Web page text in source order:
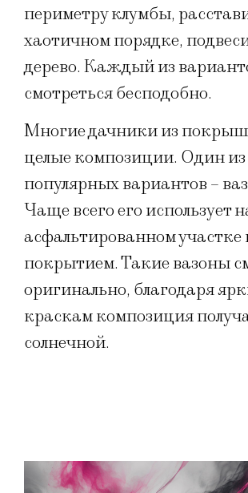
периметру клумбы,
хаотичном порядке,
дерево. Каждый из
смотреться бесподобно.
Многие дачники из
целые композиции. Один из
популярных вариантов –
Чаще всего его использует
асфальтированном участке
покрытием. Такие вазоны
оригинально, благодаря
краскам композиция
солнечной.